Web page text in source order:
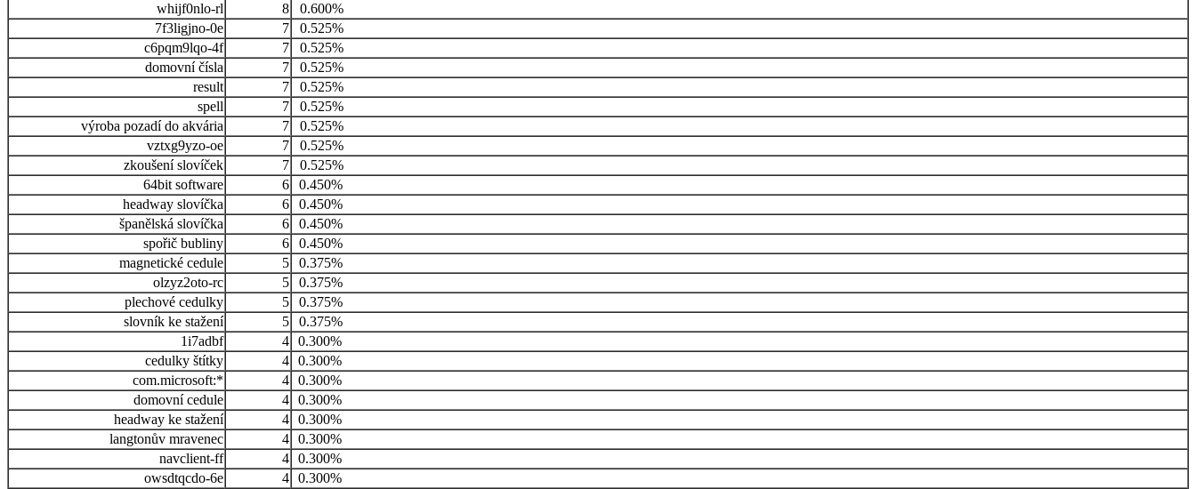
whijf0nlo-rl
8
0.600%
7f3ligjno-0e
7
0.525%
c6pqm9lqo-4f
7
0.525%
domovní čísla
7
0.525%
result
7
0.525%
spell
7
0.525%
výroba pozadí do akvária
7
0.525%
vztxg9yzo-oe
7
0.525%
zkoušení slovíček
7
0.525%
64bit software
6
0.450%
headway slovíčka
6
0.450%
španělská slovíčka
6
0.450%
spořič bubliny
6
0.450%
magnetické cedule
5
0.375%
olzyz2oto-rc
5
0.375%
plechové cedulky
5
0.375%
slovník ke stažení
5
0.375%
1i7adbf
4 0.300%
cedulky štítky
4 0.300%
com.microsoft:*
4 0.300%
domovní cedule
4 0.300%
headway ke stažení
4 0.300%
langtonův mravenec
4 0.300%
navclient-ff
4 0.300%
owsdtqcdo-6e
4 0.300%